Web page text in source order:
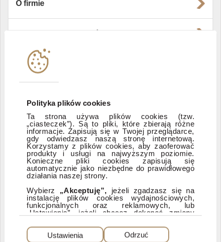
Polityka plików cookies
Ta strona używa plików cookies (tzw.
„ciasteczek”). Są to pliki, które zbierają różne
informacje. Zapisują się w Twojej przeglądarce,
gdy odwiedzasz naszą stronę internetową.
Korzystamy z plików cookies, aby zaoferować
produkty i usługi na najwyższym poziomie.
Konieczne pliki cookies zapisują się
automatycznie jako niezbędne do prawidłowego
działania naszej strony.
Wybierz „Akceptuję”, jeżeli zgadzasz się na
instalację plików cookies wydajnościowych,
funkcjonalnych oraz reklamowych, lub
„Ustawienia”, jeżeli chcesz dokonać zmiany
Dzięki plikom cookies możemy: udostępniać
Ustawienia Odrzuć
O firmie
Instytucje współpracujące
Zastrzeżenia prawne
ESG
PEŁNA WERSJA SERWISU